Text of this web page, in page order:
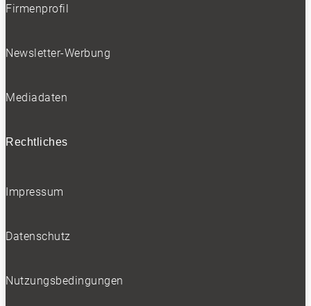
Firmenprofil
Newsletter-Werbung
Mediadaten
Rechtliches
Impressum
Datenschutz
Nutzungsbedingungen